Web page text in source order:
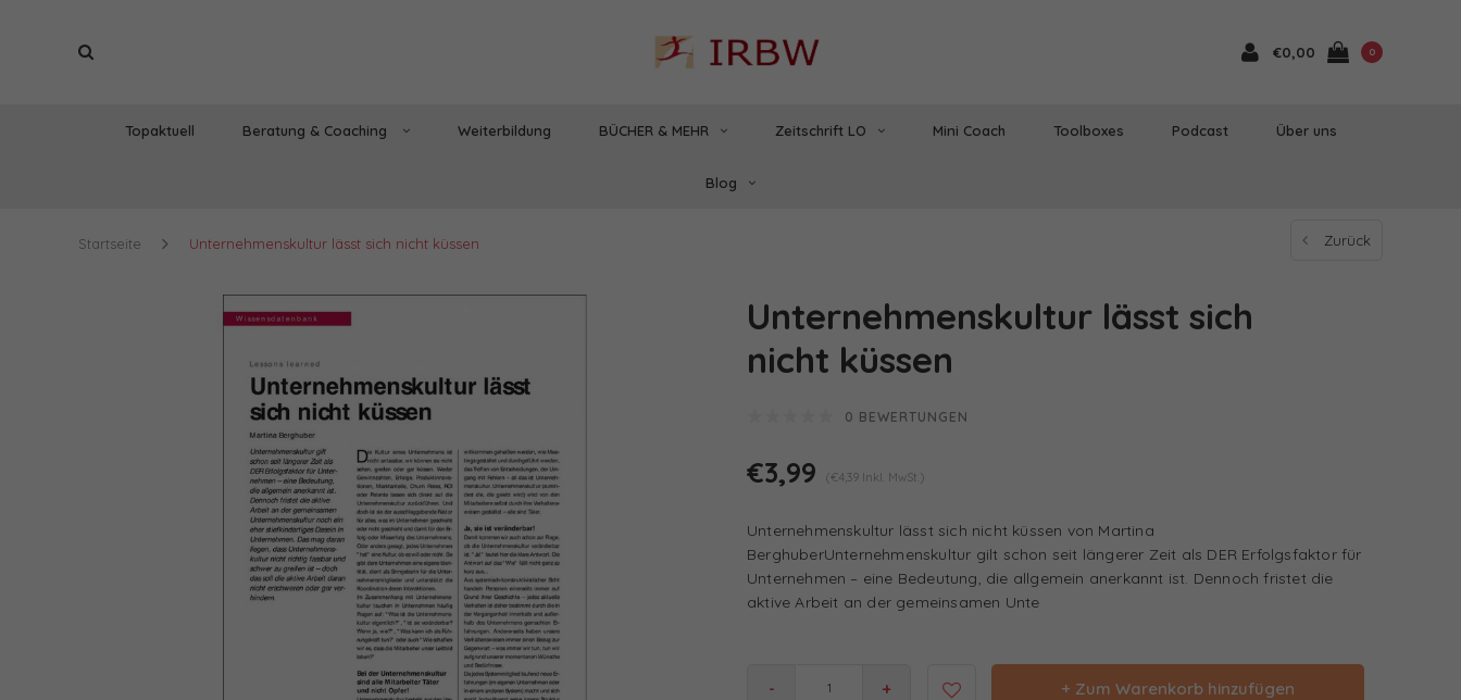
€0,00 0
Topaktuell Beratung & Coaching Weiterbildung BÜCHER & MEHR Zeitschrift LO Mini Coach Toolboxes Podcast Über uns
Blog
Startseite Unternehmenskultur lässt sich nicht küssen Zurück
Unternehmenskultur lässt sich
nicht küssen
0 BEWERTUNGEN
€3,99 (€4,39 Inkl. MwSt.)
Unternehmenskultur lässt sich nicht küssen von Martina
BerghuberUnternehmenskultur gilt schon seit längerer Zeit als DER Erfolgsfaktor für
Unternehmen – eine Bedeutung, die allgemein anerkannt ist. Dennoch fristet die
aktive Arbeit an der gemeinsamen Unte
- + + Zum Warenkorb hinzufügen